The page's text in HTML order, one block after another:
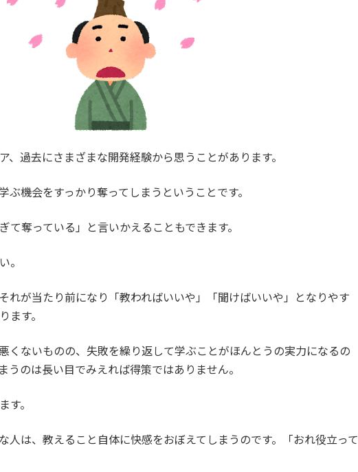
、過去にさまざまな開発経験から思うことがあります。
ぶ機会をすっかり奪ってしまうということです。
て奪っている」と言いかえることもできます。
。
れが当たり前になり「教わればいいや」「聞けばいいや」となりやす
ます。
くないものの、失敗を繰り返して学ぶことがほんとうの実力になるの
うのは長い目でみえれば得策ではありません。
す。
人は、教えること自体に快感をおぼえてしまうのです。「おれ役立って